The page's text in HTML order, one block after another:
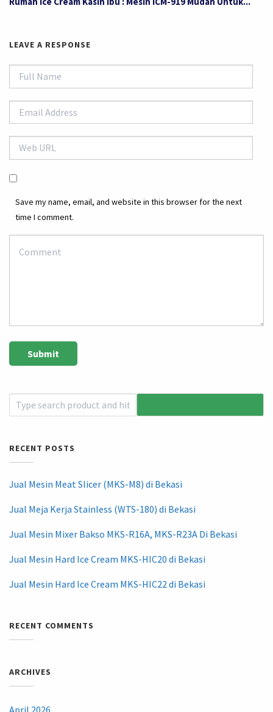
LEAVE A RESPONSE
Save my name, email, and website in this browser for the next
time I comment.
RECENT POSTS
Jual Mesin Meat Slicer (MKS-M8) di Bekasi
Jual Meja Kerja Stainless (WTS-180) di Bekasi
Jual Mesin Mixer Bakso MKS-R16A, MKS-R23A Di Bekasi
Jual Mesin Hard Ice Cream MKS-HIC20 di Bekasi
Jual Mesin Hard Ice Cream MKS-HIC22 di Bekasi
RECENT COMMENTS
ARCHIVES
April 2026